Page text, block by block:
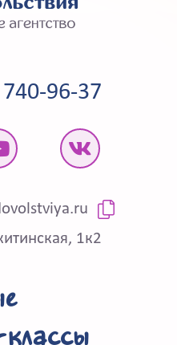
96-37
1к2